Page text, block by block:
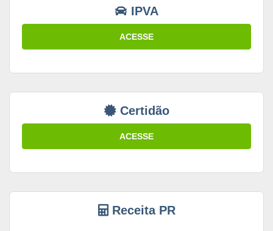
IPVA
ACESSE
Certidão
ACESSE
Receita PR